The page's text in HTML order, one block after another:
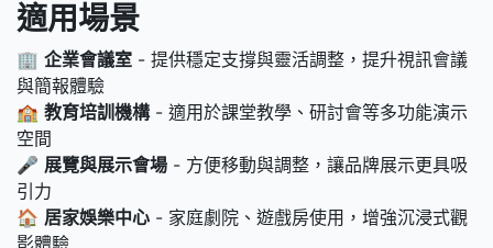
適用場景
🏢 企業會議室 - 提供穩定支撐與靈活調整，提升視訊會議
與簡報體驗
🏫 教育培訓機構- 適用於課堂教學、研討會等多功能演示
空間
🎤 展覽與展示會場 - 方便移動與調整，讓品牌展示更具吸
引力
🏠 居家娛樂中心 - 家庭劇院、遊戲房使用，增強沉浸式觀
影體驗